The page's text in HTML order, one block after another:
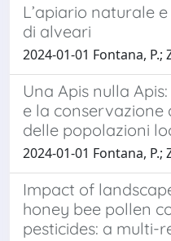
L’apiario naturale
di alveari
2024-01-01 Fontana, P.;
Una Apis nulla
e la conservazione
delle popolazioni
2024-01-01 Fontana, P.;
Impact of
honey bee pollen
pesticides: a multi-